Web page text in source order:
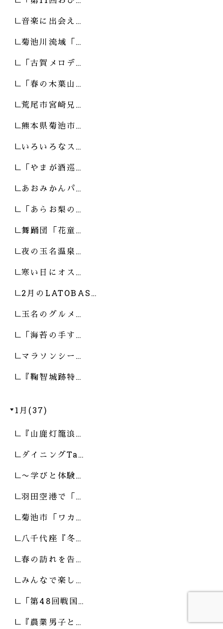
音楽に出会え…
菊池川流域「…
「古賀メロデ…
「春の木葉山…
荒尾市宮崎兄…
熊本県菊池市…
いろいろなス…
「やまが酒巡…
あおみかんパ…
「あらお梨の…
舞踊団「花童…
夜の玉名温泉…
寒い日にオス…
2月のLATOBAS…
玉名のグルメ…
「海苔の手す…
マラソンシー…
『鞠智城跡特…
1月(37)
『山鹿灯籠浪…
ダイニングTa…
〜学びと体験…
羽田空港で「…
菊池市「ワカ…
八千代座『冬…
春の訪れを告…
みんなで楽し…
「第48回戦国…
『農業男子と…